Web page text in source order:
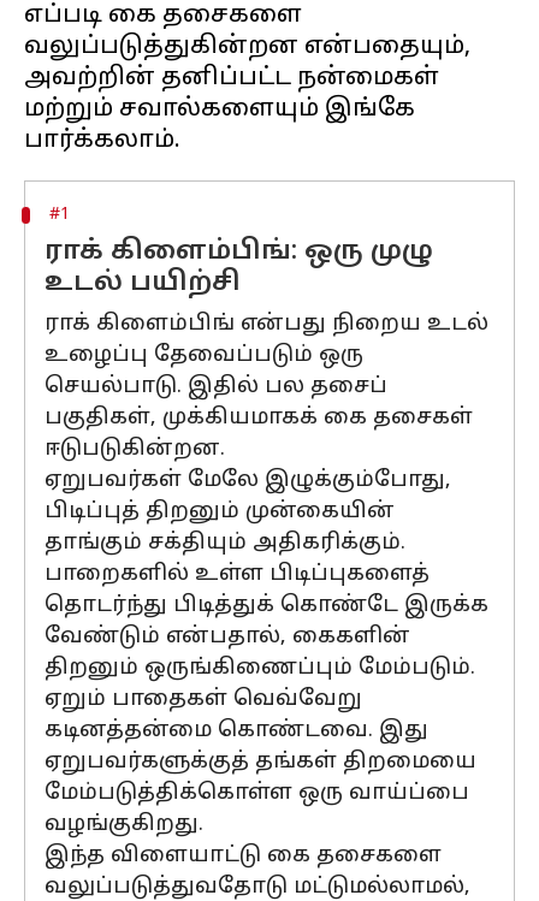
எப்படி கை தசைகளை
வலுப்படுத்துகின்றன என்பதையும்,
அவற்றின் தனிப்பட்ட நன்மைகள்
மற்றும் சவால்களையும் இங்கே
#1
ராக் கிளைம்பிங்: ஒரு முழு
உடல் பயிற்சி
ராக் கிளைம்பிங் என்பது நிறைய உடல்
உழைப்பு தேவைப்படும் ஒரு
செயல்பாடு. இதில் பல தசைப்
பகுதிகள், முக்கியமாகக் கை தசைகள்
ஈடுபடுகின்றன.
ஏறுபவர்கள் மேலே இழுக்கும்போது,
பிடிப்புத் திறனும் முன்கையின்
தாங்கும் சக்தியும் அதிகரிக்கும்.
பாறைகளில் உள்ள பிடிப்புகளைத்
தொடர்ந்து பிடித்துக் கொண்டே இருக்க
வேண்டும் என்பதால், கைகளின்
திறனும் ஒருங்கிணைப்பும் மேம்படும்.
ஏறும் பாதைகள் வெவ்வேறு
கடினத்தன்மை கொண்டவை. இது
ஏறுபவர்களுக்குத் தங்கள் திறமையை
மேம்படுத்திக்கொள்ள ஒரு வாய்ப்பை
வழங்குகிறது.
இந்த விளையாட்டு கை தசைகளை
வலுப்படுத்துவதோடு மட்டுமல்லாமல்,